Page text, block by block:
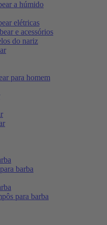
a húmido
elétricas
e acessórios
do nariz
para homem
barba
para barba